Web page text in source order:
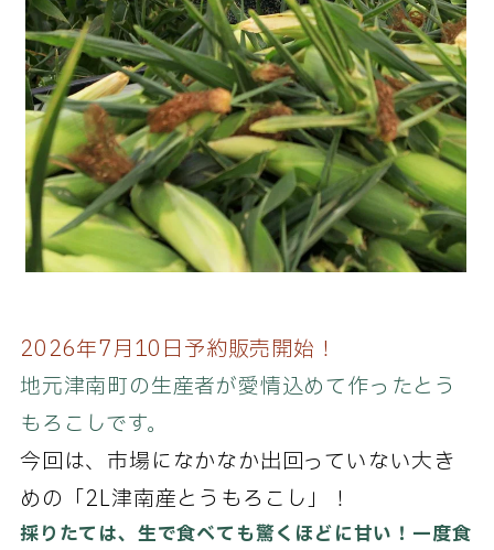
2026年7月10日予約販売開始！
地元津南町の生産者が愛情込めて作ったとう
もろこしです。
今回は、市場になかなか出回っていない大き
めの「2L津南産とうもろこし」！
採りたては、生で食べても驚くほどに甘い！一度食